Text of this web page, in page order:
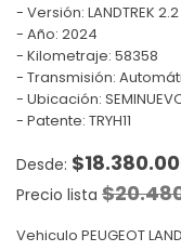
Versión: LANDTREK
Año: 2024
Kilometraje: 58358
Transmisión:
Ubicación:
Patente: TRYH11
$
Precio lista $
Vehiculo PEUGEOT